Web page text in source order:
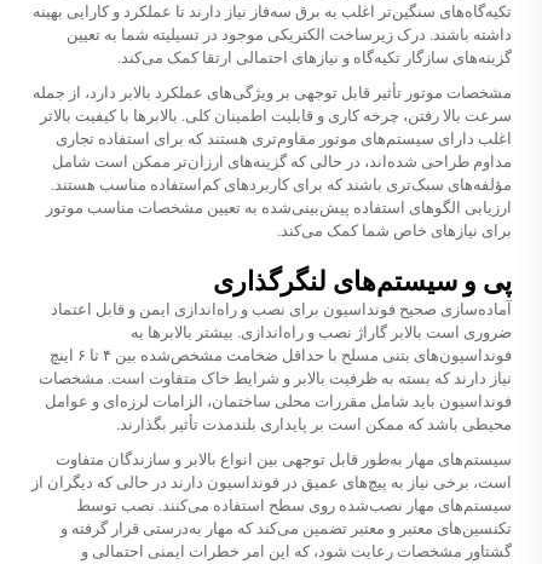
تکیه‌گاه‌های سنگین‌تر اغلب به برق سه‌فاز نیاز دارند تا عملکرد و کارایی بهینه
داشته باشند. درک زیرساخت الکتریکی موجود در تسیلیته شما به تعیین
گزینه‌های سازگار تکیه‌گاه و نیاز‌های احتمالی ارتقا کمک می‌کند.
مشخصات موتور تأثیر قابل توجهی بر ویژگی‌های عملکرد بالابر دارد، از جمله
سرعت بالا رفتن، چرخه کاری و قابلیت اطمینان کلی. بالابرها با کیفیت بالاتر
اغلب دارای سیستم‌های موتور مقاوم‌تری هستند که برای استفاده تجاری
مداوم طراحی شده‌اند، در حالی که گزینه‌های ارزان‌تر ممکن است شامل
مؤلفه‌های سبک‌تری باشند که برای کاربردهای کم‌استفاده مناسب هستند.
ارزیابی الگوهای استفاده پیش‌بینی‌شده به تعیین مشخصات مناسب موتور
برای نیازهای خاص شما کمک می‌کند.
پی و سیستم‌های لنگرگذاری
آماده‌سازی صحیح فونداسیون برای نصب و راه‌اندازی ایمن و قابل اعتماد
ضروری است بالابر گاراژ نصب و راه‌اندازی. بیشتر بالابرها به
فونداسیون‌های بتنی مسلح با حداقل ضخامت مشخص‌شده بین ۴ تا ۶ اینچ
نیاز دارند که بسته به ظرفیت بالابر و شرایط خاک متفاوت است. مشخصات
فونداسیون باید شامل مقررات محلی ساختمان، الزامات لرزه‌ای و عوامل
محیطی باشد که ممکن است بر پایداری بلندمدت تأثیر بگذارند.
سیستم‌های مهار به‌طور قابل توجهی بین انواع بالابر و سازندگان متفاوت
است، برخی نیاز به پیچ‌های عمیق در فونداسیون دارند در حالی که دیگران از
سیستم‌های مهار نصب‌شده روی سطح استفاده می‌کنند. نصب توسط
تکنسین‌های معتبر و معتبر تضمین می‌کند که مهار به‌درستی قرار گرفته و
گشتاور مشخصات رعایت شود، که این امر خطرات ایمنی احتمالی و